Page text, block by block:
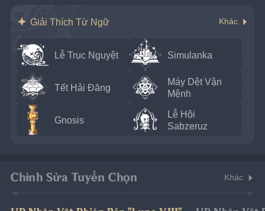
Giải Thích Từ Ngữ Khác
Lễ Trục Nguyệt Simulanka
Tết Hải Đăng
Máy Dệt Vận
Mệnh
Gnosis
Lễ Hội
Sabzeruz
Chỉnh Sửa Tuyển Chọn Khác